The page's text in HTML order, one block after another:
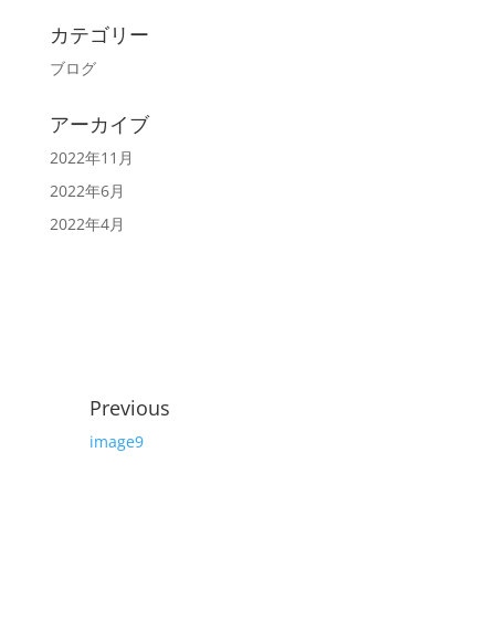
カテゴリー
ブログ
アーカイブ
2022年11月
2022年6月
2022年4月
Previous
image9